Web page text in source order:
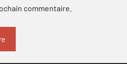
commentaire.